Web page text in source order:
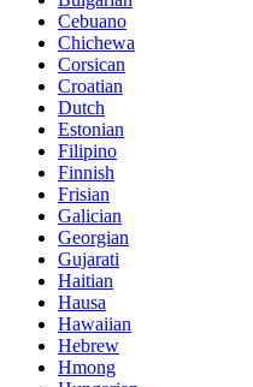
Cebuano
Chichewa
Corsican
Croatian
Dutch
Estonian
Filipino
Finnish
Frisian
Galician
Georgian
Gujarati
Haitian
Hausa
Hawaiian
Hebrew
Hmong